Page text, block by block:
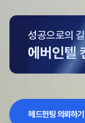
성공으로의 길,
에버인텔
헤드헌팅 의뢰하기